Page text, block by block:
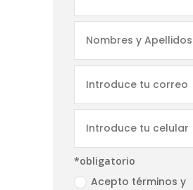
*obligatorio
Acepto términos y